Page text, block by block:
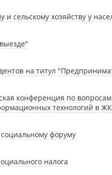
и сельскому хозяйству у
на титул
конференция по вопросам
технологий в
социальному форуму
налога